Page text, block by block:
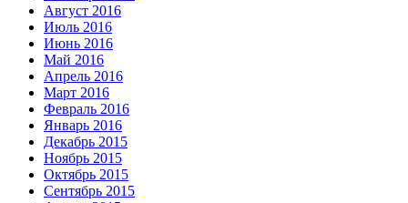
Август 2016
Июль 2016
Июнь 2016
Май 2016
Апрель 2016
Март 2016
Февраль 2016
Январь 2016
Декабрь 2015
Ноябрь 2015
Октябрь 2015
Сентябрь 2015